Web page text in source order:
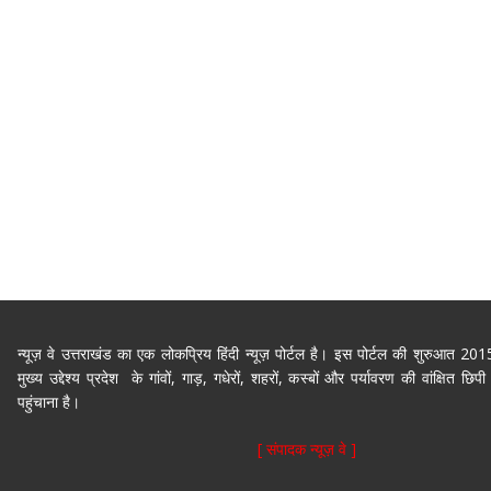
न्यूज़ वे उत्तराखंड का एक लोकप्रिय हिंदी न्यूज़ पोर्टल है। इस पोर्टल की शुरुआत
मुख्य उद्देश्य प्रदेश के गांवों, गाड़, गधेरों, शहरों, कस्बों और पर्यावरण की वांक्षित
पहुंचाना है।
[ संपादक न्यूज़ वे ]